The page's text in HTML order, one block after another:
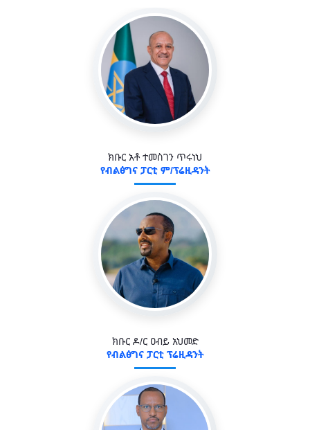
ክቡር አቶ ተመስገን ጥሩነህ
የብልፅግና ፓርቲ ም/ፕሬዚዳንት
ክቡር ዶ/ር ዐብይ አህመድ
የብልፅግና ፓርቲ ፕሬዚዳንት